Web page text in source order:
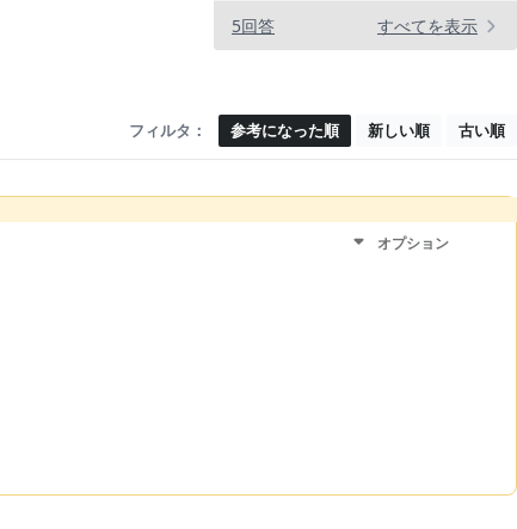
5回答 すべてを表示
フィルタ： 参考になった順 新しい順 古い順
オプション